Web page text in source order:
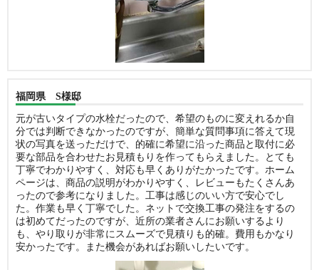
福岡県 S様邸
元が古いタイプの水栓だったので、希望のものに変えれるか自
分では判断できなかったのですが、簡単な質問事項に答えて現
状の写真を送っただけで、的確に希望に沿った商品と取付に必
要な部品を合わせたお見積もりを作ってもらえました。とても
丁寧でわかりやすく、対応も早くありがたかったです。ホーム
ページは、商品の説明がわかりやすく、レビューもたくさんあ
ったので参考になりました。工事は感じのいい方で安心でし
た。作業も早く丁寧でした。ネットで交換工事の発注をするの
は初めてだったのですが、近所の業者さんにお願いするより
も、やり取りが非常にスムーズで見積りも的確。費用もかなり
安かったです。また機会があればお願いしたいです。